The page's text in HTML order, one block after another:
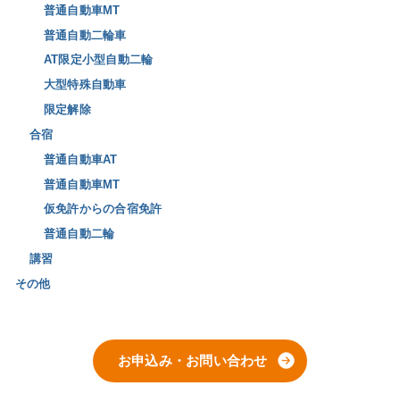
普通自動車MT
普通自動二輪車
AT限定小型自動二輪
大型特殊自動車
限定解除
合宿
普通自動車AT
普通自動車MT
仮免許からの合宿免許
普通自動二輪
講習
その他
お申込み・お問い合わせ